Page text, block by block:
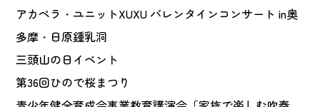
アカペラ・ユニットXUXU バレンタインコンサート in奥
多摩・日原鍾乳洞
三頭山の日イベント
第36回ひので桜まつり